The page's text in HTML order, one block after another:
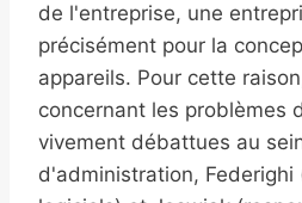
de l'entreprise, une
précisément pour la
appareils. Pour cette
concernant les problèmes
vivement débattues au
d'administration, Federighi